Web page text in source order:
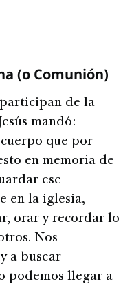
(o Comunión)
de la
mandó:
que por
en memoria de
ese
en la iglesia,
orar y recordar lo
Nos
a buscar
podemos llegar a